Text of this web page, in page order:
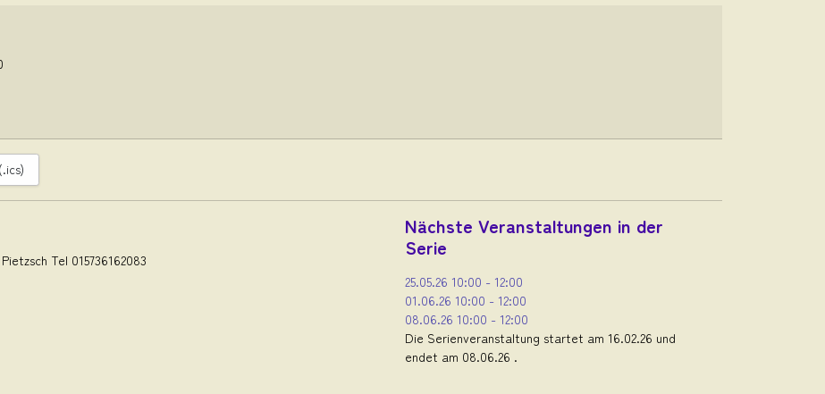
Tel 015736162083
Nächste Veranstaltungen in der
Serie
25.05.26 10:00 - 12:00
01.06.26 10:00 - 12:00
08.06.26 10:00 - 12:00
Die Serienveranstaltung startet am 16.02.26 und
endet am 08.06.26 .